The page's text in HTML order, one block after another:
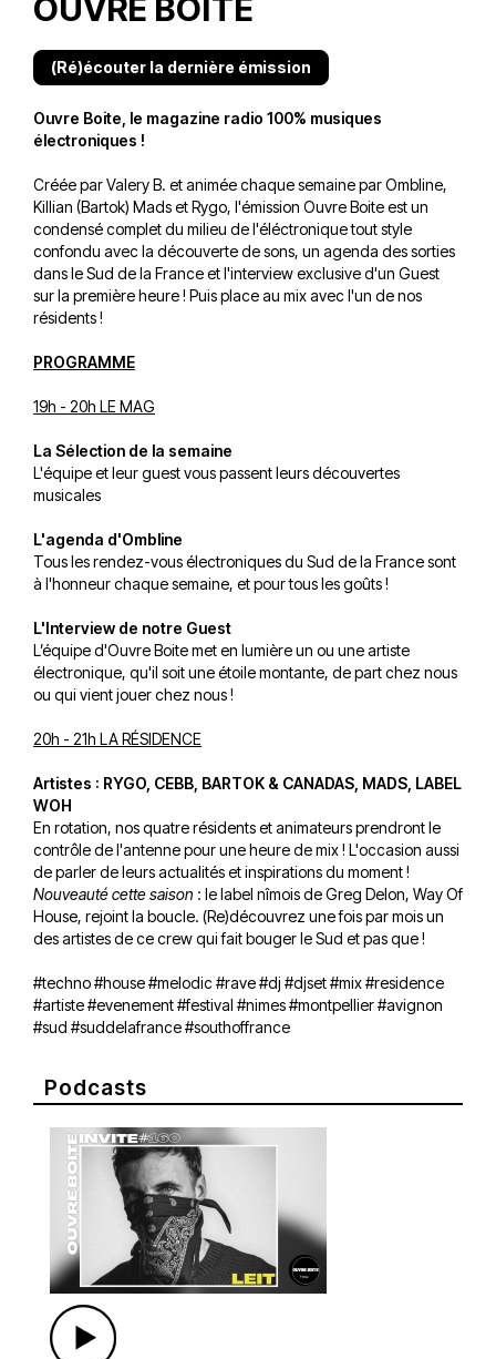
OUVRE BOITE
(Ré)écouter la dernière émission
Ouvre Boite, le magazine radio 100% musiques
électroniques !
Créée par Valery B. et animée chaque semaine par Ombline,
Killian (Bartok) Mads et Rygo, l'émission Ouvre Boite est un
condensé complet du milieu de l'éléctronique tout style
confondu avec la découverte de sons, un agenda des sorties
dans le Sud de la France et l'interview exclusive d'un Guest
sur la première heure ! Puis place au mix avec l'un de nos
résidents !
PROGRAMME
19h - 20h LE MAG
La Sélection de la semaine
L'équipe et leur guest vous passent leurs découvertes
musicales
L'agenda d'Ombline
Tous les rendez-vous électroniques du Sud de la France sont
à l'honneur chaque semaine, et pour tous les goûts !
L'Interview de notre Guest
L’équipe d'Ouvre Boite met en lumière un ou une artiste
électronique, qu'il soit une étoile montante, de part chez nous
ou qui vient jouer chez nous !
20h - 21h LA RÉSIDENCE
Artistes : RYGO, CEBB, BARTOK & CANADAS, MADS, LABEL
WOH
En rotation, nos quatre résidents et animateurs prendront le
contrôle de l'antenne pour une heure de mix ! L'occasion aussi
de parler de leurs actualités et inspirations du moment !
Nouveauté cette saison : le label nîmois de Greg Delon, Way Of
House, rejoint la boucle. (Re)découvrez une fois par mois un
des artistes de ce crew qui fait bouger le Sud et pas que !
#techno #house #melodic #rave #dj #djset #mix #residence
#artiste #evenement #festival #nimes #montpellier #avignon
#sud #suddelafrance #southoffrance
Podcasts